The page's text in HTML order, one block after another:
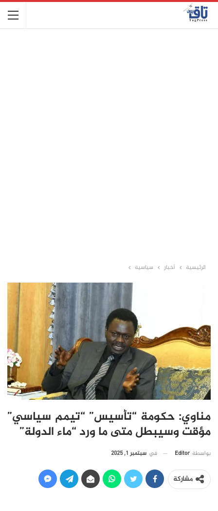
الرئيسية أخبار سياسية
مناوي: حكومة “تأسيس” “تيمم سياسي”
مؤقت وسيبطل متى ما ورد “ماء الدولة”
بواسطة Editor في سبتمبر 1, 2025
مشاركة